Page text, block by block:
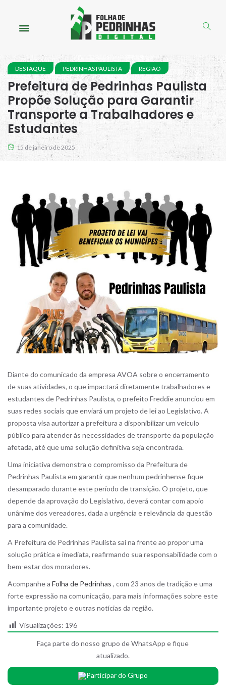
DESTAQUE PEDRINHAS PAULISTA REGIÃO
Prefeitura de Pedrinhas Paulista
Propõe Solução para Garantir
Transporte a Trabalhadores e
Estudantes
15 de janeiro de 2025
Diante do comunicado da empresa AVOA sobre o encerramento
de suas atividades, o que impactará diretamente trabalhadores e
estudantes de Pedrinhas Paulista, o prefeito Freddie anunciou em
suas redes sociais que enviará um projeto de lei ao Legislativo. A
proposta visa autorizar a prefeitura a disponibilizar um veículo
público para atender às necessidades de transporte da população
afetada, até que uma solução definitiva seja encontrada.
Uma iniciativa demonstra o compromisso da Prefeitura de
Pedrinhas Paulista em garantir que nenhum pedrinhense fique
desamparado durante este período de transição. O projeto, que
depende da aprovação do Legislativo, deverá contar com apoio
unânime dos vereadores, dada a urgência e relevância da questão
para a comunidade.
A Prefeitura de Pedrinhas Paulista sai na frente ao propor uma
solução prática e imediata, reafirmando sua responsabilidade com o
bem-estar dos moradores.
Acompanhe a Folha de Pedrinhas , com 23 anos de tradição e uma
forte expressão na comunicação, para mais informações sobre este
importante projeto e outras notícias da região.
Visualizações: 196
Faça parte do nosso grupo de WhatsApp e fique
atualizado.
Participar do Grupo